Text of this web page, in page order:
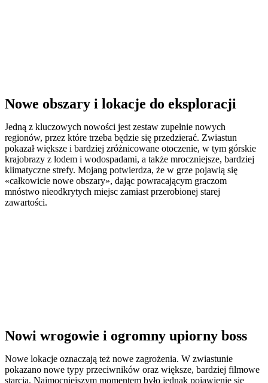
Nowe obszary i lokacje do eksploracji
Jedną z kluczowych nowości jest zestaw zupełnie nowych
regionów, przez które trzeba będzie się przedzierać. Zwiastun
pokazał większe i bardziej zróżnicowane otoczenie, w tym górskie
krajobrazy z lodem i wodospadami, a także mroczniejsze, bardziej
klimatyczne strefy. Mojang potwierdza, że w grze pojawią się
«całkowicie nowe obszary», dając powracającym graczom
mnóstwo nieodkrytych miejsc zamiast przerobionej starej
zawartości.
Nowi wrogowie i ogromny upiorny boss
Nowe lokacje oznaczają też nowe zagrożenia. W zwiastunie
pokazano nowe typy przeciwników oraz większe, bardziej filmowe
starcia. Najmocniejszym momentem było jednak pojawienie się